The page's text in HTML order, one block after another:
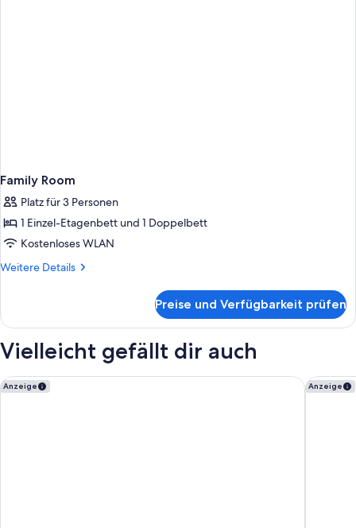
Family Room
Platz für 3 Personen
1 Einzel-Etagenbett und 1 Doppelbett
Kostenloses WLAN
Weitere Details
Weitere
Room
Preise und Verfügbarkeit prüfen
Vielleicht gefällt dir auch
Anzeige
Strandhotel Dünenmeer Anzeige
Schloss